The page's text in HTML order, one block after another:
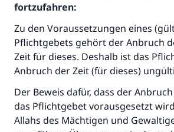
fortzufahren:
Zu den Voraussetzungen eines
Pflichtgebets gehört der Anbruch
Zeit für dieses. Deshalb ist das
Anbruch der Zeit (für dieses)
Der Beweis dafür, dass der
das Pflichtgebet vorausgesetzt
Allahs des Mächtigen und